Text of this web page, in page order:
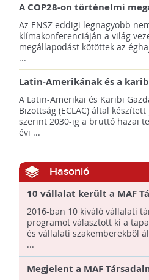
A COP28-on történelmi
született! - Összefoglaló az
klímacsúcsáról
Az ENSZ eddigi legnagyobb
klímakonferenciáján a világ
megállapodást kötöttek az
...
Latin-Amerikának és a
térségnek növelniük kell
az éghajlatvédelmi célok
A Latin-Amerikai és Karibi
Bizottság (ECLAC) által
szerint 2030-ig a bruttó hazai
évi ...
Hasonló
10 vállalat került a MAF
Befektetések Díj döntőjébe
2016-ban 10 kiváló vállalati
programot választott ki a
és vállalati szakemberekből
...
Megjelent a MAF